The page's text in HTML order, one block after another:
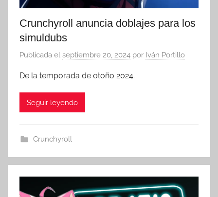
Crunchyroll anuncia doblajes para los
simuldubs
Publicada el septiembre 20, 2024 por Iván Portillo
De la temporada de otoño 2024.
Seguir leyendo
Crunchyroll